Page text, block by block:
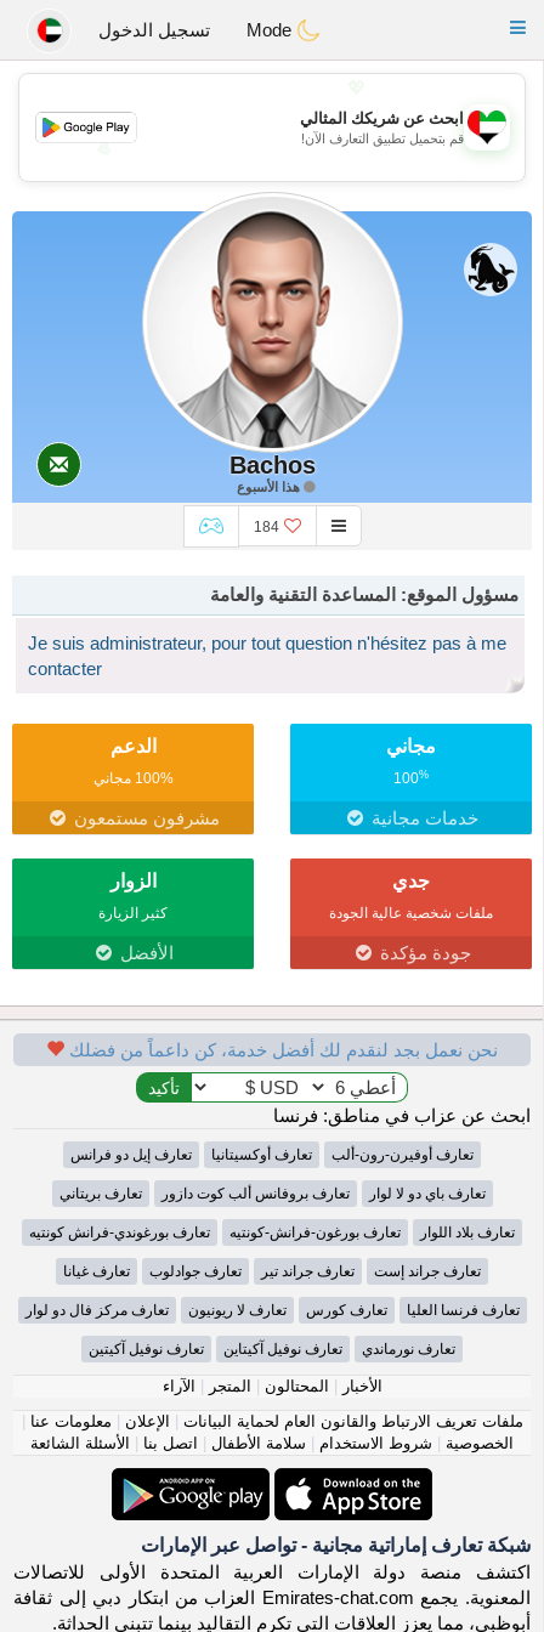
EmiratesChat
Toggle
تسجيل الدخول
💖
💕
💕
ابحث عن شريكك المثالي
قم بتحميل تطبيق التعارف الآن!
Bachos
هذا الأسبوع
184
مسؤول الموقع: المساعدة التقنية والعامة
Je suis administrateur, pour tout question n'hésitez pas à me
contacter
مجاني
100%
خدمات مجانية
الدعم
100% مجاني
مشرفون مستمعون
جدي
ملفات شخصية عالية الجودة
جودة مؤكدة
الزوار
كثير الزيارة
الأفضل
نحن نعمل بجد لنقدم لك أفضل خدمة، كن داعماً من فضلك
ابحث عن عزاب في مناطق: فرنسا
تعارف أوفيرن-رون-ألب تعارف أوكسيتانيا تعارف إيل دو فرانس
تعارف باي دو لا لوار تعارف بروفانس ألب كوت دازور تعارف بريتاني
تعارف بلاد اللوار تعارف بورغون-فرانش-كونتيه تعارف بورغوندي-فرانش كونتيه
تعارف جراند إست تعارف جراند تير تعارف جوادلوب تعارف غيانا
تعارف فرنسا العليا تعارف كورس تعارف لا ريونيون تعارف مركز فال دو لوار
تعارف نورماندي تعارف نوفيل آكيتاين تعارف نوفيل آكيتين
الأخبار المحتالون المتجر
الآراء
ملفات تعريف الارتباط والقانون العام لحماية البيانات
الإعلان معلومات عنا
الخصوصية
شروط الاستخدام سلامة الأطفال اتصل بنا الأسئلة الشائعة
شبكة تعارف إماراتية مجانية - تواصل عبر الإمارات
اكتشف منصة دولة الإمارات العربية المتحدة الأولى للاتصالات
المعنوية. يجمع Emirates-chat.com العزاب من ابتكار دبي إلى ثقافة
أبوظبي، مما يعزز العلاقات التي تكرم التقاليد بينما تتبنى الحداثة.